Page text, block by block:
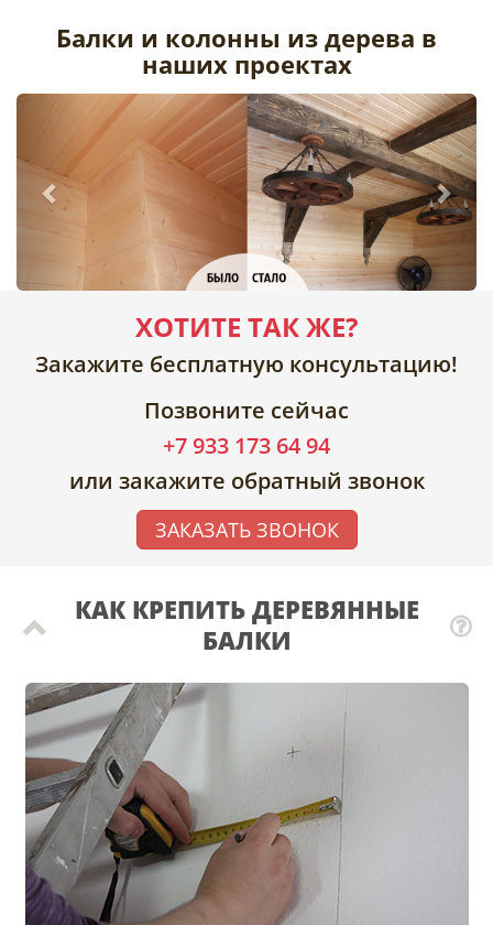
Балки и колонны из дерева в
наших проектах
ХОТИТЕ ТАК ЖЕ?
Закажите бесплатную консультацию!
Позвоните сейчас
+7 933 173 64 94
или закажите обратный звонок
ЗАКАЗАТЬ ЗВОНОК
КАК КРЕПИТЬ ДЕРЕВЯННЫЕ
БАЛКИ